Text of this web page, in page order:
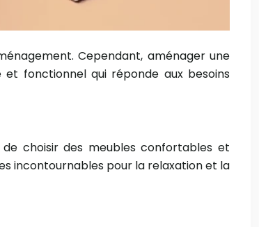
Cependant, aménager une
fonctionnel qui réponde aux besoins
choisir des meubles confortables et
incontournables pour la relaxation et la